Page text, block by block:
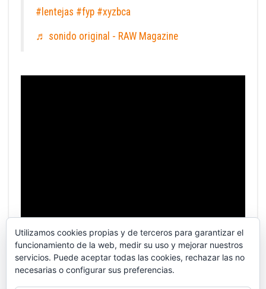
#lentejas #fyp #xyzbca
♬ sonido original - RAW Magazine
Utilizamos cookies propias y de terceros para garantizar el
funcionamiento de la web, medir su uso y mejorar nuestros
servicios. Puede aceptar todas las cookies, rechazar las no
necesarias o configurar sus preferencias.